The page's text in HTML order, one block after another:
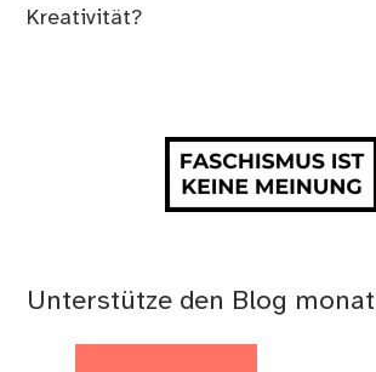
Kreativität?
Unterstütze den Blog